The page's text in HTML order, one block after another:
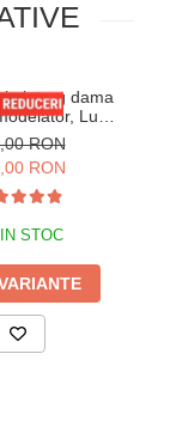
intreg dama
Luv
negru/bleu
RON
RON
IN STOC